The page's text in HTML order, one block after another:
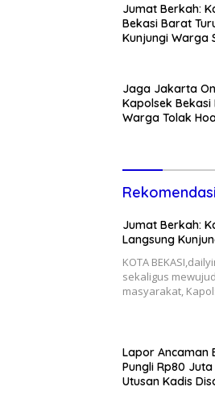
Jumat Berkah:
Bekasi Barat
Kunjungi Warga
Jaga Jakarta
Kapolsek
Warga Tolak
Jumat Berkah:
Langsung
KOTA
sekaligus
masyarakat,
Lapor Ancaman
Pungli Rp80
Utusan Kadis